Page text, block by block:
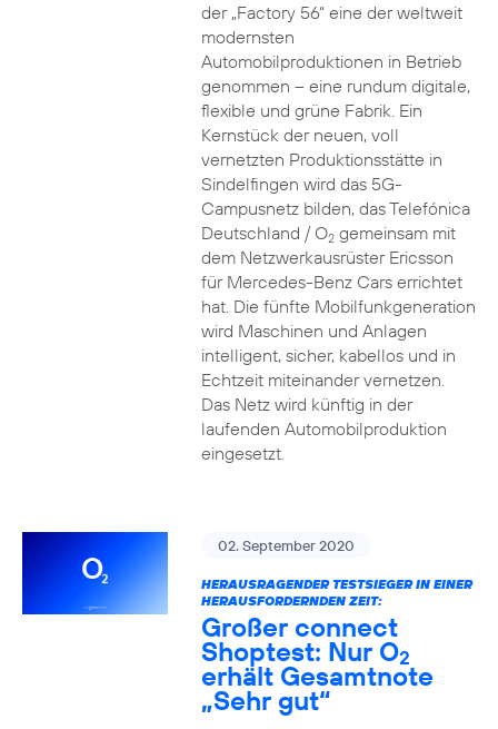
der „Factory 56“ eine der weltweit
modernsten
Automobilproduktionen in Betrieb
genommen – eine rundum digitale,
flexible und grüne Fabrik. Ein
Kernstück der neuen, voll
vernetzten Produktionsstätte in
Sindelfingen wird das 5G-
Campusnetz bilden, das Telefónica
Deutschland / O2gemeinsam mit
dem Netzwerkausrüster Ericsson
für Mercedes-Benz Cars errichtet
hat. Die fünfte Mobilfunkgeneration
wird Maschinen und Anlagen
intelligent, sicher, kabellos und in
Echtzeit miteinander vernetzen.
Das Netz wird künftig in der
laufenden Automobilproduktion
eingesetzt.
02. September 2020
HERAUSRAGENDER TESTSIEGER IN EINER
HERAUSFORDERNDEN ZEIT:
Großer connect
Shoptest: Nur O2
erhält Gesamtnote
„Sehr gut“